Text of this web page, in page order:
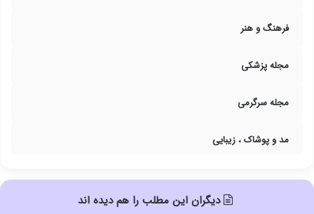
فرهنگ و هنر
مجله پزشکی
مجله سرگرمی
مد و پوشاک ، زیبایی
دیگران این مطلب را هم دیده اند